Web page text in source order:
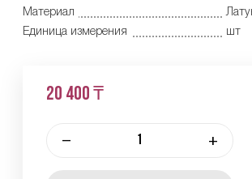
Материал
Единица измерения
шт
20 400 ₸
– +